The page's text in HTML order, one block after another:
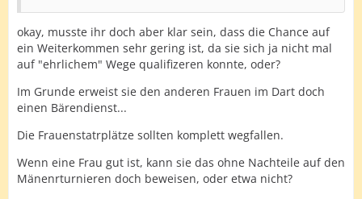
okay, musste ihr doch aber klar sein, dass die Chance auf
ein Weiterkommen sehr gering ist, da sie sich ja nicht mal
auf "ehrlichem" Wege qualifizeren konnte, oder?
Im Grunde erweist sie den anderen Frauen im Dart doch
einen Bärendienst...
Die Frauenstatrplätze sollten komplett wegfallen.
Wenn eine Frau gut ist, kann sie das ohne Nachteile auf den
Mänenrturnieren doch beweisen, oder etwa nicht?